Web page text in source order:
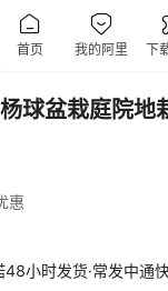
球盆栽庭院地
惠
48小时发货·常发中通